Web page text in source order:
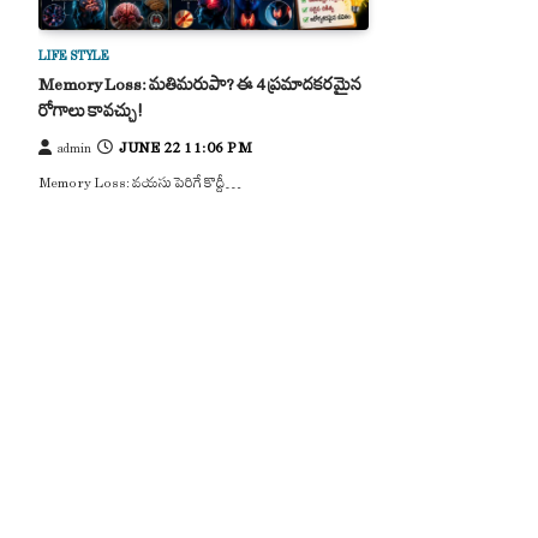
LIFE STYLE
Memory Loss: మతిమరుపా? ఈ 4 ప్రమాదకరమైన
రోగాలు కావచ్చు!
admin JUNE 22 11:06 PM
Memory Loss: వయసు పెరిగే కొద్దీ…